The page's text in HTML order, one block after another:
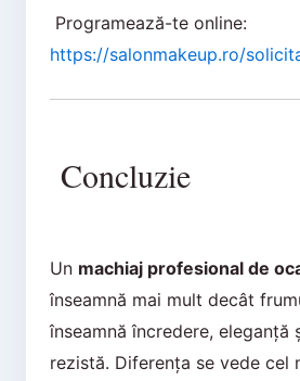
Programează-te online:
https://salonmakeup.ro/
Concluzie
Un machiaj profesional de
înseamnă mai mult decât
înseamnă încredere, eleganță
rezistă. Diferența se vede cel